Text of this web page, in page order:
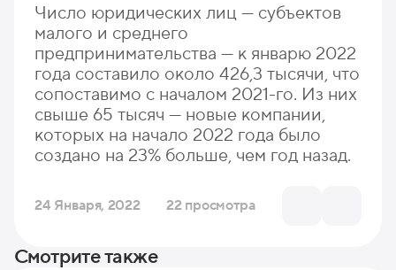
Число юридических лиц — субъектов
малого и среднего
предпринимательства — к январю 2022
года составило около 426,3 тысячи, что
сопоставимо с началом 2021-го. Из них
свыше 65 тысяч — новые компании,
которых на начало 2022 года было
создано на 23% больше, чем год назад.
24 Января, 2022 22 просмотра
Смотрите также